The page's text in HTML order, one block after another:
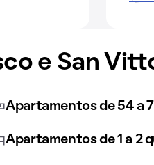
e San
Apartamentos de 54 a
Apartamentos de 1 a 2